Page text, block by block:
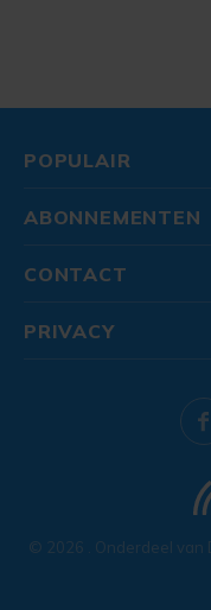
POPULAIR
ABONNEMENTEN
CONTACT
© 2026 . Onderdeel van
PRIVACY